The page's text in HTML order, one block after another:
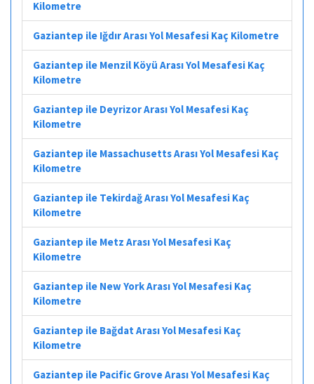
Kilometre
Gaziantep ile Iğdır Arası Yol Mesafesi Kaç Kilometre
Gaziantep ile Menzil Köyü Arası Yol Mesafesi Kaç
Kilometre
Gaziantep ile Deyrizor Arası Yol Mesafesi Kaç
Kilometre
Gaziantep ile Massachusetts Arası Yol Mesafesi Kaç
Kilometre
Gaziantep ile Tekirdağ Arası Yol Mesafesi Kaç
Kilometre
Gaziantep ile Metz Arası Yol Mesafesi Kaç
Kilometre
Gaziantep ile New York Arası Yol Mesafesi Kaç
Kilometre
Gaziantep ile Bağdat Arası Yol Mesafesi Kaç
Kilometre
Gaziantep ile Pacific Grove Arası Yol Mesafesi Kaç